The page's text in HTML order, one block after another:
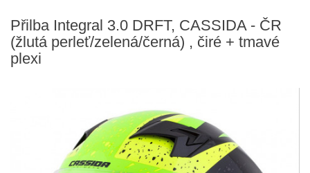
Přilba Integral 3.0 DRFT, CASSIDA - ČR
(žlutá perleť/zelená/černá) , čiré + tmavé
plexi